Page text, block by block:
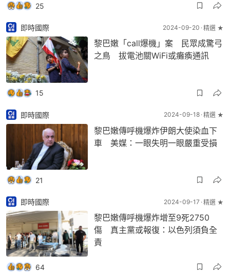
25
即時國際 2024-09-20 精選 ★
黎巴嫩「call爆機」案 民眾成驚弓
之鳥 拔電池關WiFi或癱瘓通訊
15
即時國際 2024-09-18 精選 ★
黎巴嫩傳呼機爆炸伊朗大使染血下
車 美媒：一眼失明一眼嚴重受損
21
即時國際 2024-09-17 精選 ★
黎巴嫩傳呼機爆炸增至9死2750
傷 真主黨或報復：以色列須負全
責
64